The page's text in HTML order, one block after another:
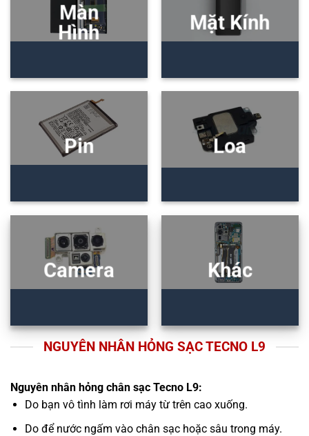
Màn
Hình
Mặt Kính
Pin Loa
Camera Khác
NGUYÊN NHÂN HỎNG SẠC TECNO L9
Nguyên nhân hỏng chân sạc Tecno L9:
Do bạn vô tình làm rơi máy từ trên cao xuống.
Do để nước ngấm vào chân sạc hoặc sâu trong máy.